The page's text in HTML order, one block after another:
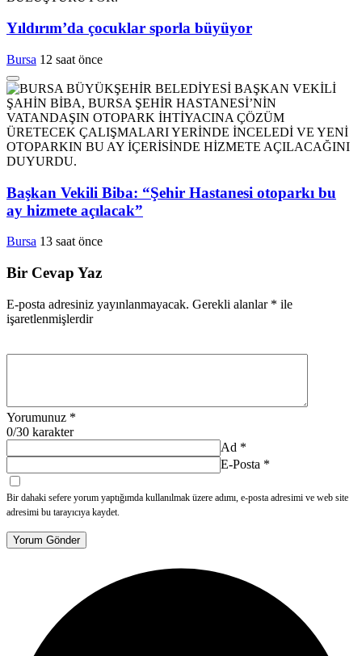
Yıldırım’da çocuklar sporla büyüyor
Bursa 12 saat önce
Başkan Vekili Biba: “Şehir Hastanesi otoparkı bu
ay hizmete açılacak”
Bursa 13 saat önce
Bir Cevap Yaz
E-posta adresiniz yayınlanmayacak. Gerekli alanlar * ile
işaretlenmişlerdir
Yorumunuz *
0/30 karakter
Ad *
E-Posta *
Bir dahaki sefere yorum yaptığımda kullanılmak üzere adımı, e-posta adresimi ve web site
adresimi bu tarayıcıya kaydet.
Yorum Gönder